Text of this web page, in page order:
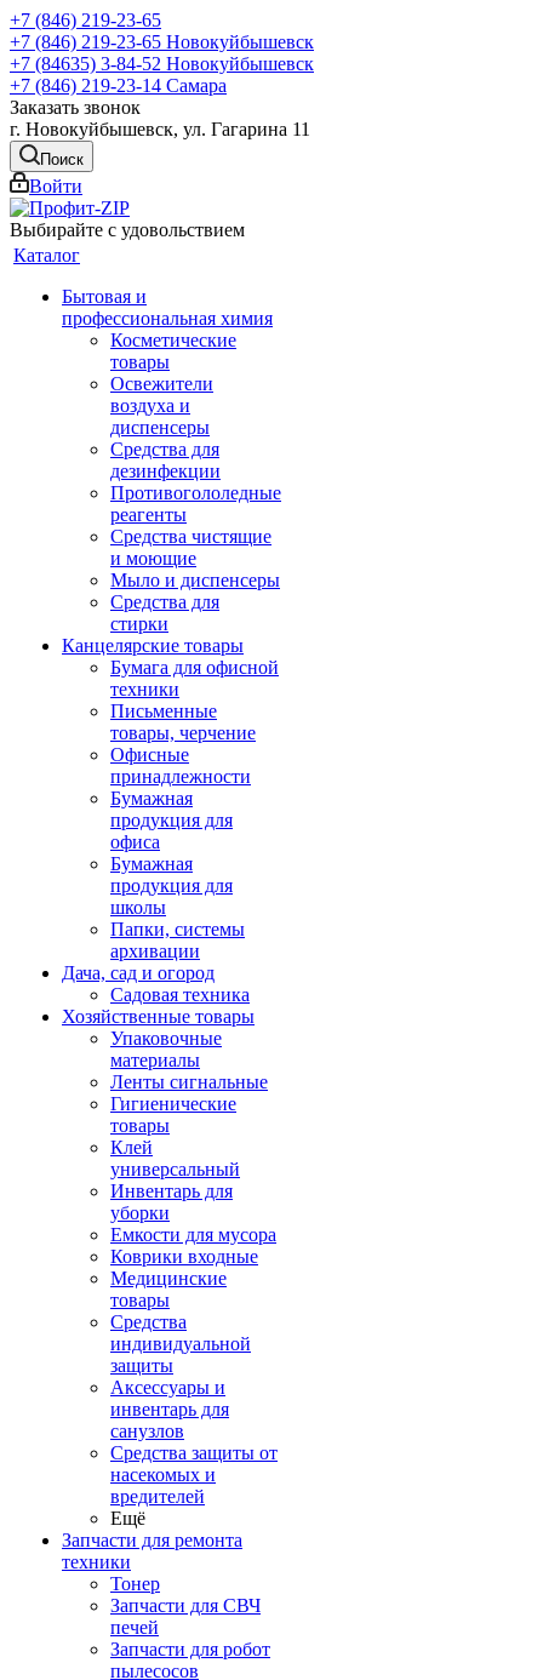
+7 (846) 219-23-65
+7 (846) 219-23-65 Новокуйбышевск
+7 (84635) 3-84-52 Новокуйбышевск
+7 (846) 219-23-14 Самара
Заказать звонок
г. Новокуйбышевск, ул. Гагарина 11
Поиск
Войти
Выбирайте с удовольствием
Каталог
Бытовая и
профессиональная химия
Косметические
товары
Освежители
воздуха и
диспенсеры
Средства для
дезинфекции
Противогололедные
реагенты
Средства чистящие
и моющие
Мыло и диспенсеры
Средства для
стирки
Канцелярские товары
Бумага для офисной
техники
Письменные
товары, черчение
Офисные
принадлежности
Бумажная
продукция для
офиса
Бумажная
продукция для
школы
Папки, системы
архивации
Дача, сад и огород
Садовая техника
Хозяйственные товары
Упаковочные
материалы
Ленты сигнальные
Гигиенические
товары
Клей
универсальный
Инвентарь для
уборки
Емкости для мусора
Коврики входные
Медицинские
товары
Средства
индивидуальной
защиты
Аксессуары и
инвентарь для
санузлов
Средства защиты от
насекомых и
вредителей
Ещё
Запчасти для ремонта
техники
Тонер
Запчасти для СВЧ
печей
Запчасти для робот
пылесосов